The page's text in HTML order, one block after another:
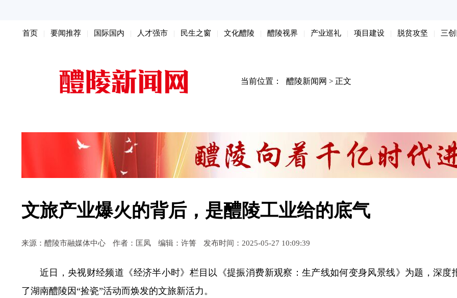
首页 要闻推荐 国际国内 人才强市 民生之窗 文化醴陵 醴陵视界 产业巡礼 项目建设 脱贫攻坚 三
当前位置： 醴陵新闻网 > 正文
文旅产业爆火的背后，是醴陵工业给的底气
来源：醴陵市融媒体中心 作者：匡凤 编辑：许箐 发布时间：2025-05-27 10:09:39
近日，央视财经频道《经济半小时》栏目以《提振消费新观察：生产线如何变身风景线》为题，深度
了湖南醴陵因“捡瓷”活动而焕发的文旅新活力。